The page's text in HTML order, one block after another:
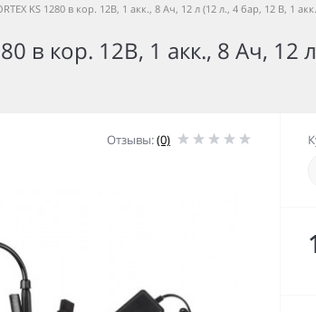
KS 1280 в кор. 12В, 1 акк., 8 Ач, 12 л (12 л., 4 бар, 12 В, 1
в кор. 12В, 1 акк., 8 Ач, 12
Отзывы:(0)